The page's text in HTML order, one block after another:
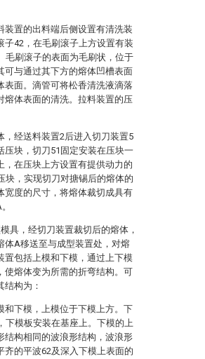
装置的出料端后侧设置有清洗装
子42，在毛刷滚子上方设置有装
毛刷滚子的表面为毛刷状，位于
可与通过其下方的熔体凹槽表面
表面。滴管可将松香清洗液滴落
熔体表面的清洗。拉料装置的压
，经送料装置2后进入切刀装置5
压块，切刀51固定安装在压块一
，在压块上方设置有提供动力的
块，实现切刀对搪锡后的熔体的
宽度的尺寸，将熔体裁切成具有
具，经切刀装置裁切后的熔体，
体A移送至与成型装置处，对熔
置包括上模和下模，通过上下模
使熔体变为所需的折弯结构。可
结构为：
和下模，上模位于下模上方。下
下模板安装在基座上。下模的上
结构相同的波浪形结构，波浪形
齐的平波62及深入下模上表面的